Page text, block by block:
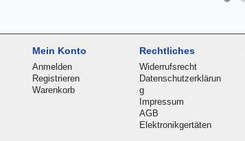
Mein Konto
Anmelden
Registrieren
Warenkorb
Rechtliches
Widerrufsrecht
Datenschutzerklärun
g
Impressum
AGB
Elektronikgertäten